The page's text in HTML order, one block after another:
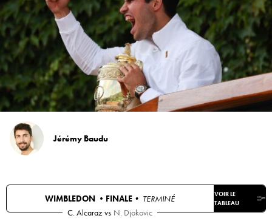
Jérémy Baudu
WIMBLEDON • FINALE • TERMINÉ
VOIR LE
TABLEAU
C. Alcaraz vs N. Djokovic